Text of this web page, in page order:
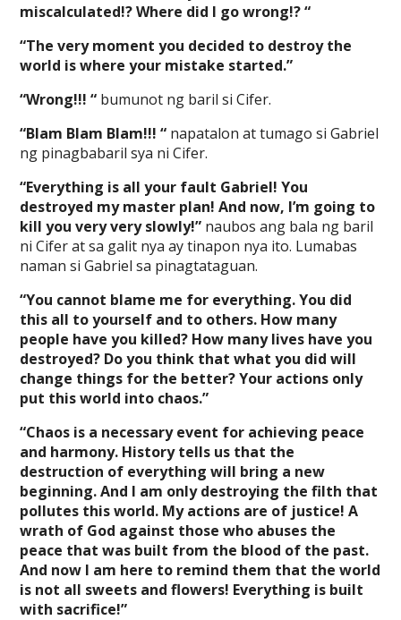
miscalculated!? Where did I go wrong!? “
“The very moment you decided to destroy the
world is where your mistake started.”
“Wrong!!! “ bumunot ng baril si Cifer.
“Blam Blam Blam!!! “ napatalon at tumago si Gabriel
ng pinagbabaril sya ni Cifer.
“Everything is all your fault Gabriel! You
destroyed my master plan! And now, I’m going to
kill you very very slowly!” naubos ang bala ng baril
ni Cifer at sa galit nya ay tinapon nya ito. Lumabas
naman si Gabriel sa pinagtataguan.
“You cannot blame me for everything. You did
this all to yourself and to others. How many
people have you killed? How many lives have you
destroyed? Do you think that what you did will
change things for the better? Your actions only
put this world into chaos.”
“Chaos is a necessary event for achieving peace
and harmony. History tells us that the
destruction of everything will bring a new
beginning. And I am only destroying the filth that
pollutes this world. My actions are of justice! A
wrath of God against those who abuses the
peace that was built from the blood of the past.
And now I am here to remind them that the world
is not all sweets and flowers! Everything is built
with sacrifice!”